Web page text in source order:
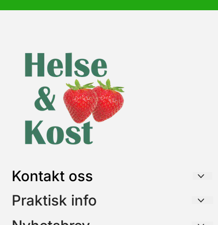
Kontakt oss
HELSE & KOST AS
Praktisk info
Frakt / Forsendelse / Retur